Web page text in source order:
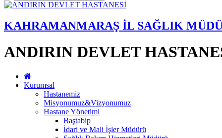
KAHRAMANMARAŞ İL SAĞLIK
ANDIRIN DEVLET
Kurumsal
Hastanemiz
Misyonumuz&Vizyonumuz
Hastane Yönetimi
Baştabip
İdari ve Mali İşler Müdürü